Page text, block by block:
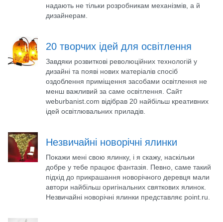
надають не тільки розробникам механізмів, а й
дизайнерам.
20 творчих ідей для освітлення
Завдяки розвиткові революційних технологій у
дизайні та появі нових матеріалів спосіб
оздоблення приміщення засобами освітлення не
менш важливий за саме освітлення. Сайт
weburbanist.com відібрав 20 найбільш креативних
ідей освітлювальних приладів.
Незвичайні новорічні ялинки
Покажи мені свою ялинку, і я скажу, наскільки
добре у тебе працює фантазія. Певно, саме такий
підхід до прикрашання новорічного деревця мали
автори найбільш оригінальних святкових ялинок.
Незвичайні новорічні ялинки представляє point.ru.